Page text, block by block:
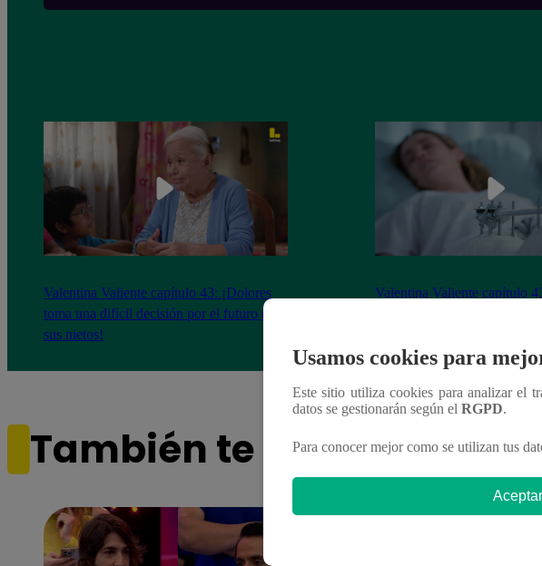
Valentina Valiente capítulo 43: ¡Dolores
toma una difícil decisión por el futuro de
sus nietos!
Valentina Valiente capítulo
También te puede
Usamos cookies para
Este sitio utiliza cookies para analizar el
datos se gestionarán según el RGPD.
Para conocer mejor como se utilizan tus